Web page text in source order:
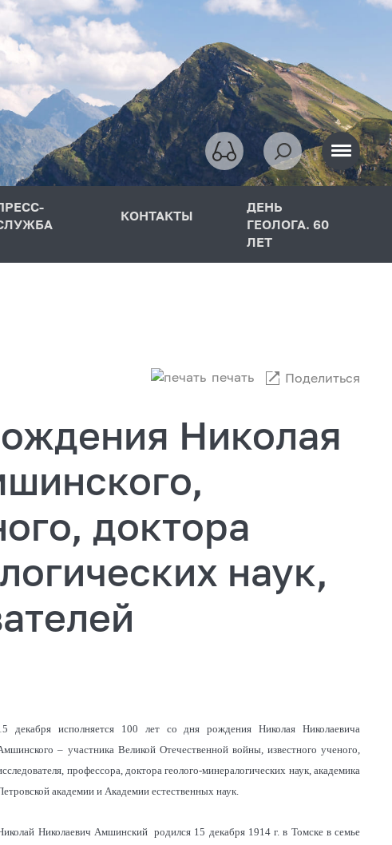
КОНТАКТЫ
ДЕНЬ
ГЕОЛОГА. 60
ЛЕТ
печать Поделиться
Николая
доктора
наук,
декабря исполняется 100 лет со дня рождения Николая Николаевича
– участника Великой Отечественной войны, известного ученого,
профессора, доктора геолого-минералогических наук, академика
академии и Академии естественных наук.
Николаевич Амшинский родился 15 декабря 1914 г. в Томске в семье